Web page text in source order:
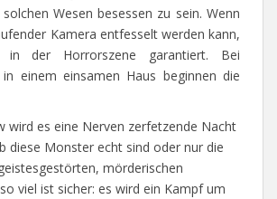
Wesen besessen zu sein. Wenn
Kamera entfesselt werden kann,
der Horrorszene garantiert. Bei
einem einsamen Haus beginnen die
wird es eine Nerven zerfetzende Nacht
diese Monster echt sind oder nur die
mörderischen
viel ist sicher: es wird ein Kampf um